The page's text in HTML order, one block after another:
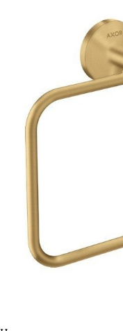
несколько
вариаций.
Опции
можно
выбрать
на
странице